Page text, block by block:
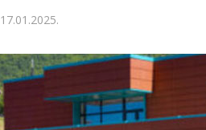
17.01.2025.